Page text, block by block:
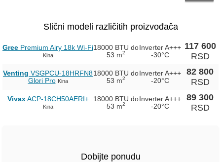
Slični modeli različitih proizvođača
Gree Premium Airy 18k Wi-Fi
Kina
18000 BTU do
53 m2
Inverter A+++
-30°C
117 600
RSD
Venting VSGPCU-18HRFN8
Glori Pro Kina
18000 BTU do
53 m2
Inverter A+++
-20°C
82 800
RSD
VivaxACP-18CH50AERI+
Kina
18000 BTU do
53 m2
Inverter A+++
-20°C
89 300
RSD
Dobijte ponudu